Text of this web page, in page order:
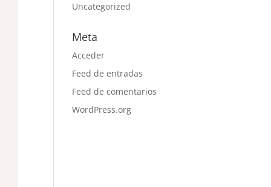
Uncategorized
Meta
Acceder
Feed de entradas
Feed de comentarios
WordPress.org